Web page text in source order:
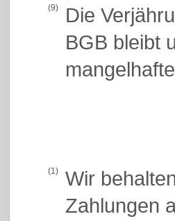
(9)
Die
BGB bleibt
(1)
Wir
Zahlungen